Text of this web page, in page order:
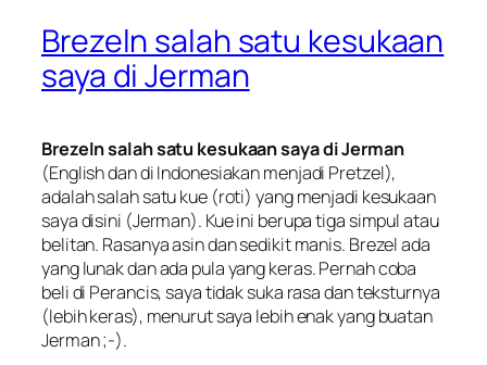
Brezeln salah satu kesukaan
saya di Jerman
Brezeln salah satu kesukaan saya di Jerman
(English dan di Indonesiakan menjadi Pretzel),
adalah salah satu kue (roti) yang menjadi kesukaan
saya disini (Jerman). Kue ini berupa tiga simpul atau
belitan. Rasanya asin dan sedikit manis. Brezel ada
yang lunak dan ada pula yang keras. Pernah coba
beli di Perancis, saya tidak suka rasa dan teksturnya
(lebih keras), menurut saya lebih enak yang buatan
Jerman ;-).